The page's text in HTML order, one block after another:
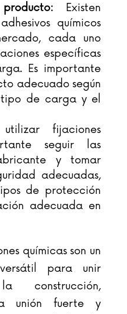
Existen
químicos
cada uno
específicas
Es importante
adecuado según
de carga y el
fijaciones
seguir las
y tomar
adecuadas,
de protección
adecuada en
químicas son un
para unir
construcción,
unión fuerte y